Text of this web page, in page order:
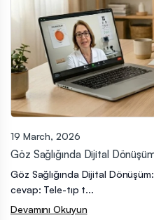
19 March, 2026
Göz Sağlığında Dijital
Göz Sağlığında Dijital
cevap: Tele-tıp t...
Devamını Okuyun